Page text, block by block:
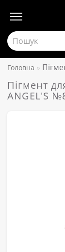
Головна
Пігмент
ANGEL'S